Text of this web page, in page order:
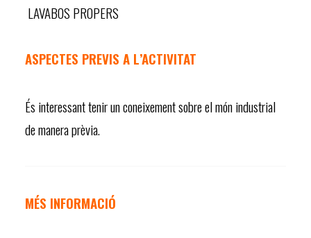
LAVABOS PROPERS
ASPECTES PREVIS A L’ACTIVITAT
És interessant tenir un coneixement sobre el món industrial
de manera prèvia.
MÉS INFORMACIÓ